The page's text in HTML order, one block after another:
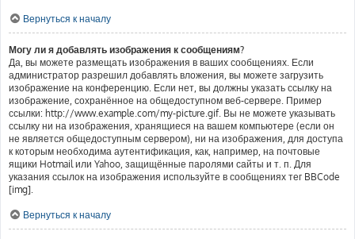
Вернуться к началу
Могу ли я добавлять изображения к сообщениям?
Да, вы можете размещать изображения в ваших сообщениях. Если
администратор разрешил добавлять вложения, вы можете загрузить
изображение на конференцию. Если нет, вы должны указать ссылку на
изображение, сохранённое на общедоступном веб-сервере. Пример
ссылки: http://www.example.com/my-picture.gif. Вы не можете указывать
ссылку ни на изображения, хранящиеся на вашем компьютере (если он
не является общедоступным сервером), ни на изображения, для доступа
к которым необходима аутентификация, как, например, на почтовые
ящики Hotmail или Yahoo, защищённые паролями сайты и т. п. Для
указания ссылок на изображения используйте в сообщениях тег BBCode
[img].
Вернуться к началу